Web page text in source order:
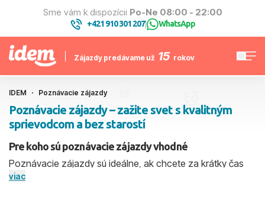
Sme vám k dispozícii Po-Ne 08:00 - 22:00
+421 910 301 207| WhatsApp
Zájazdy predávame už 15 rokov
IDEM Poznávacie zájazdy
Poznávacie zájazdy – zažite svet s kvalitným
sprievodcom a bez starostí
Pre koho sú poznávacie zájazdy vhodné
Poznávacie zájazdy sú ideálne, ak chcete za krátky čas
vidieť čo najviac a zažiť kombináciu pamiatok, miestnej
viac